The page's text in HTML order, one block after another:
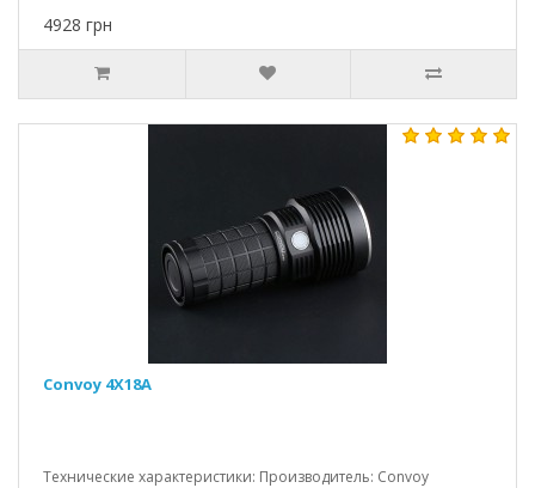
4928 грн
Convoy 4X18A
Технические характеристики: Производитель: Convoy